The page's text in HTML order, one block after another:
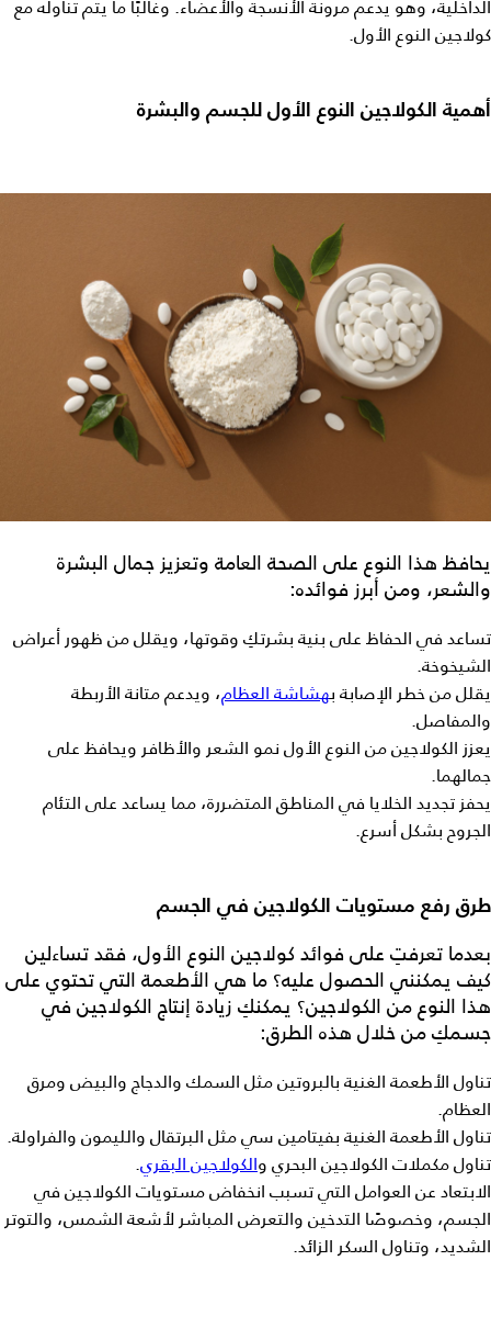
الداخلية، وهو يدعم مرونة الأنسجة والأعضاء. وغالبًا ما يتم تناوله مع
كولاجين النوع الأول.
أهمية الكولاجين النوع الأول للجسم والبشرة
يحافظ هذا النوع على الصحة العامة وتعزيز جمال البشرة
والشعر، ومن أبرز فوائده:
تساعد في الحفاظ على بنية بشرتكِ وقوتها، ويقلل من ظهور أعراض
الشيخوخة.
يقلل من خطر الإصابة بهشاشة العظام، ويدعم متانة الأربطة
والمفاصل.
يعزز الكولاجين من النوع الأول نمو الشعر والأظافر ويحافظ على
جمالهما.
يحفز تجديد الخلايا في المناطق المتضررة، مما يساعد على التئام
الجروح بشكل أسرع.
طرق رفع مستويات الكولاجين في الجسم
بعدما تعرفتِ علىفوائد كولاجين النوع الأول، فقد تساءلين
كيف يمكنني الحصول عليه؟ ما هي الأطعمة التي تحتوي على
هذا النوع من الكولاجين؟ يمكنكِ زيادة إنتاج الكولاجين في
جسمكِ من خلال هذه الطرق:
تناول الأطعمة الغنية بالبروتين مثل السمك والدجاج والبيض ومرق
العظام.
تناول الأطعمة الغنية بفيتامين سي مثل البرتقال والليمون والفراولة.
تناول مكملات الكولاجين البحري والكولاجين البقري.
الابتعاد عن العوامل التي تسبب انخفاض مستويات الكولاجين في
الجسم، وخصوصًا التدخين والتعرض المباشر لأشعة الشمس، والتوتر
الشديد، وتناول السكر الزائد.